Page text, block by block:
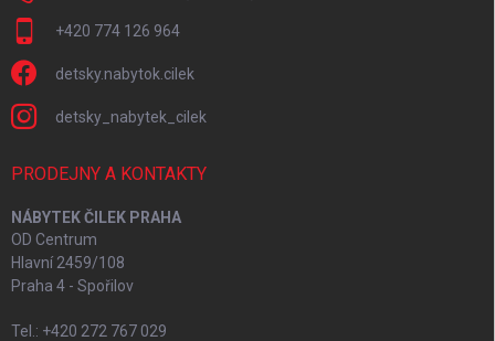
+420 774 126 964
detsky.nabytok.cilek
detsky_nabytek_cilek
PRODEJNY A KONTAKTY
NÁBYTEK ČILEK PRAHA
OD Centrum
Hlavní 2459/108
Praha 4 - Spořilov
Tel.: +420 272 767 029